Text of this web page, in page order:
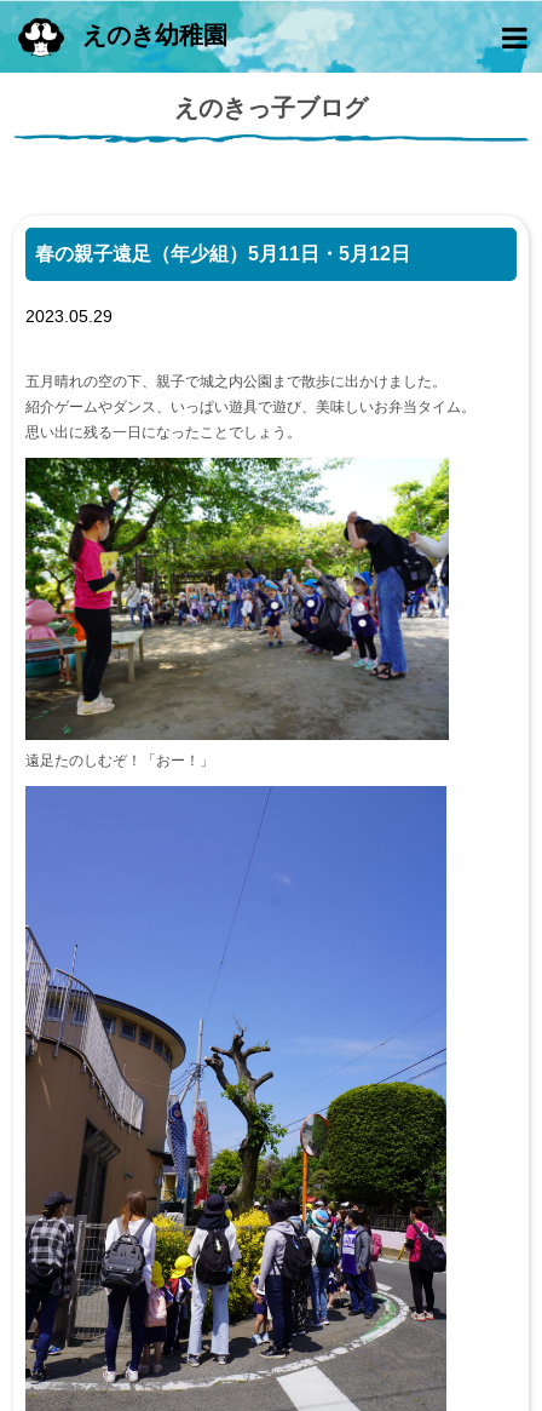
えのき幼稚園
えのきっ子ブログ
春の親子遠足（年少組）5月11日・5月12日
2023.05.29
五月晴れの空の下、親子で城之内公園まで散歩に出かけました。
紹介ゲームやダンス、いっぱい遊具で遊び、美味しいお弁当タイム。
思い出に残る一日になったことでしょう。
遠足たのしむぞ！「おー！」